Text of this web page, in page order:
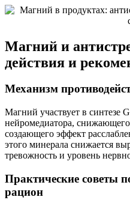
Магний и
действия и
Механизм
Магний участвует в синтезе
нейромедиатора,
создающего эффект
этого минерала снижается
тревожность и уровень
Практические советы
рацион